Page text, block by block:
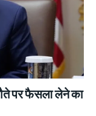
पर फैसला लेने का